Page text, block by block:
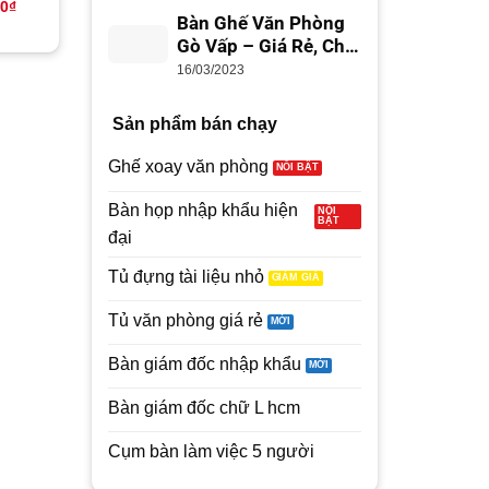
₫Giá
là:
gốc
là:
9,800,000₫.
hiện
tại
là:
Bàn Ghế Văn Phòng
Gò Vấp – Giá Rẻ, Chất
Lượng
16/03/2023
Sản phẩm bán chạy
Ghế xoay văn phòng
Bàn họp nhập khẩu hiện
đại
Tủ đựng tài liệu nhỏ
Tủ văn phòng giá rẻ
Bàn giám đốc nhập khẩu
Bàn giám đốc chữ L hcm
Cụm bàn làm việc 5 người